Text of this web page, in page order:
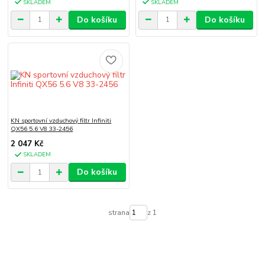
SKLADEM
Do košíku
SKLADEM
Do košíku
KN sportovní vzduchový filtr Infiniti
QX56 5.6 V8 33-2456
2 047 Kč
SKLADEM
Do košíku
strana z 1